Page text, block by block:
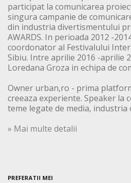
participat la comunicarea
singura campanie de
din industria divertismentului
AWARDS. In perioada 2012 -
coordonator al Festivalului
Sibiu. Intre aprilie 2016 -aprilie
Loredana Groza in echipa de
Owner urban,ro - prima
creeaza experiente. Speaker la
teme legate de media, industria
» Mai multe detalii
PREFERATII MEI